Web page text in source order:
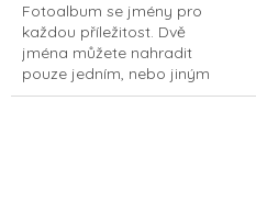
5
hvězdiček.
Fotoalbum se jmény pro
každou příležitost. Dvě
jména můžete nahradit
pouze jedním, nebo jiným
textem. Dřevěné fotoalbum s